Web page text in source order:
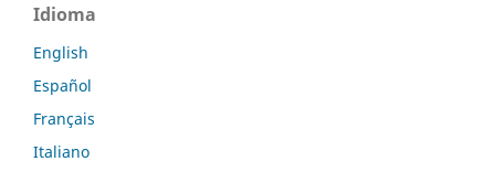
Idioma
English
Español
Français
Italiano